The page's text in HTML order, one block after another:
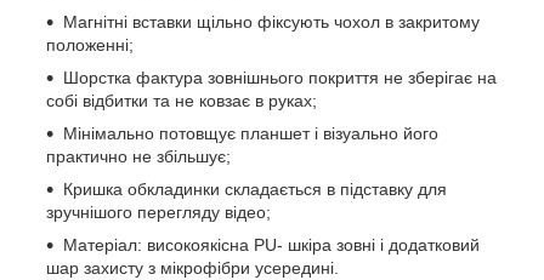
Магнітні вставки щільно фіксують чохол в закритому
положенні;
Шорстка фактура зовнішнього покриття не зберігає на
собі відбитки та не ковзає в руках;
Мінімально потовщує планшет і візуально його
практично не збільшує;
Кришка обкладинки складається в підставку для
зручнішого перегляду відео;
Матеріал: високоякісна PU- шкіра зовні і додатковий
шар захисту з мікрофібри усередині.